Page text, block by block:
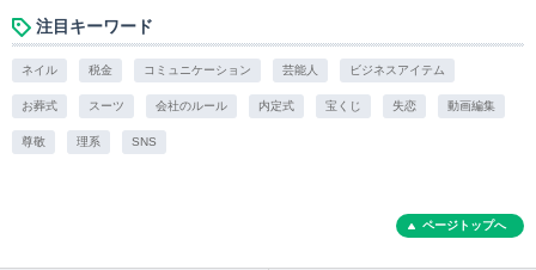
注目キーワード
ネイル 税金 コミュニケーション 芸能人 ビジネスアイテム
お葬式 スーツ 会社のルール 内定式 宝くじ 失恋 動画編集
尊敬 理系 SNS
ページトップへ